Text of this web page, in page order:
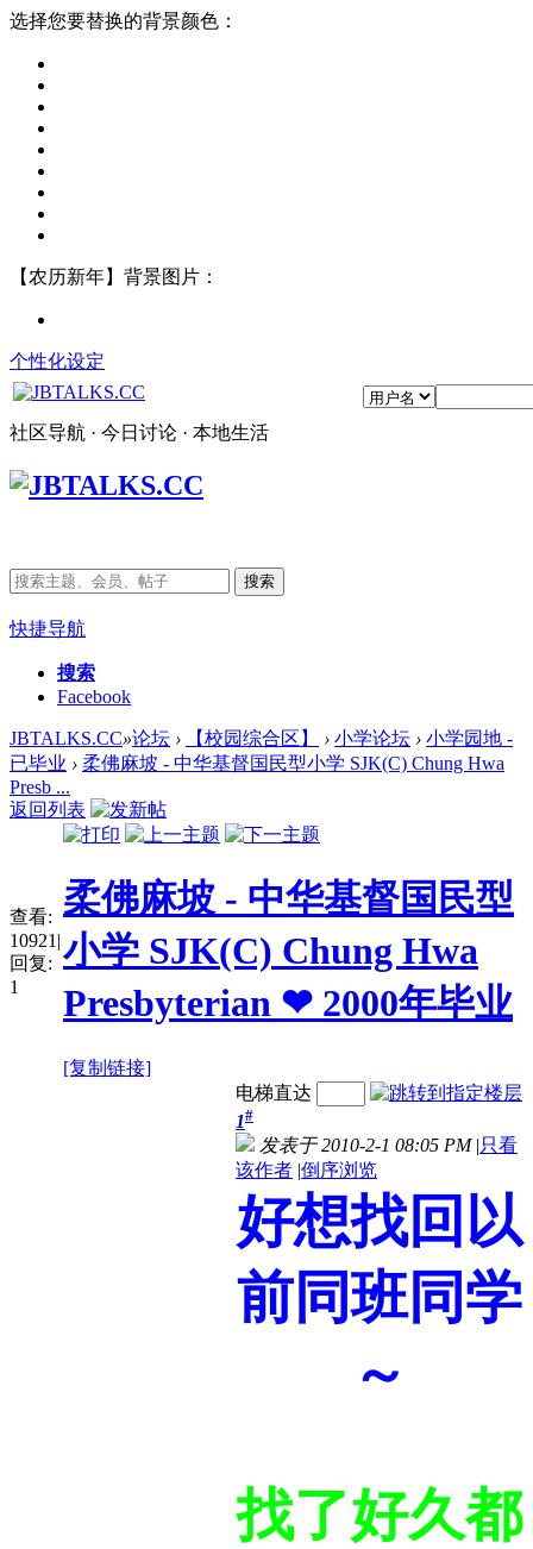
选择您要替换的背景颜色：
【农历新年】背景图片：
个性化设定
社区导航 · 今日讨论 · 本地生活
搜索
快捷导航
搜索
Facebook
JBTALKS.CC»论坛 › 【校园综合区】 › 小学论坛 › 小学园地 -
已毕业 › 柔佛麻坡 - 中华基督国民型小学 SJK(C) Chung Hwa
Presb ...
返回列表
查看:
10921 |
回复:
1
柔佛麻坡 - 中华基督国民型
小学 SJK(C) Chung Hwa
Presbyterian ❤ 2000年毕业
[复制链接]
电梯直达
1#
发表于 2010-2-1 08:05 PM |只看
该作者 |倒序浏览
好想找回以
前同班同学
～
找了好久都